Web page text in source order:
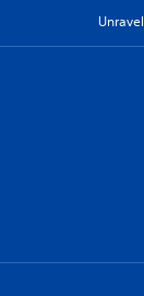
Unravel